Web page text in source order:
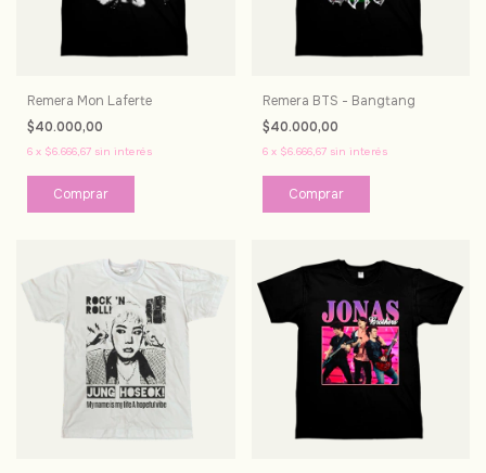
Remera Mon Laferte
$40.000,00
6 x $6.666,67 sin interés
Comprar
Remera BTS - Bangtang
$40.000,00
6 x $6.666,67 sin interés
Comprar